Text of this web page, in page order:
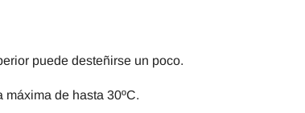
puede desteñirse un poco.
de hasta 30ºC.